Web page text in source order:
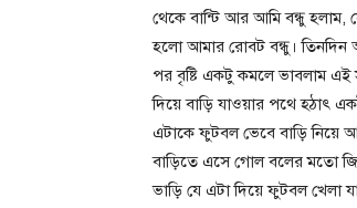
থেকে বান্টি আর আমি বন্ধু হলাম,
হলো আমার রোবট বন্ধু। তিনদিন
পর বৃষ্টি একটু কমলে ভাবলাম এই
দিয়ে বাড়ি যাওয়ার পথে হঠাৎ
এটাকে ফুটবল ভেবে বাড়ি নিয়ে
বাড়িতে এসে গোল বলের মতো
ভাড়ি যে এটা দিয়ে ফুটবল খেলা